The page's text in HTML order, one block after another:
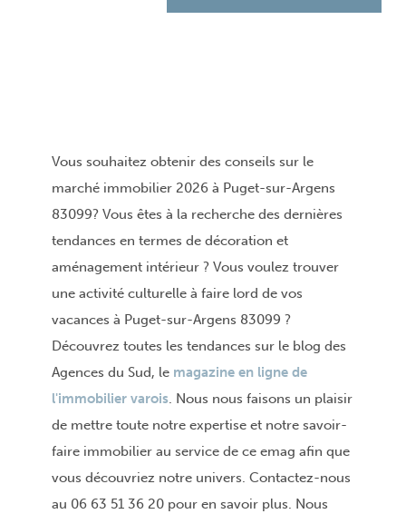
Vous souhaitez obtenir des conseils sur le
marché immobilier 2026 à Puget-sur-Argens
83099? Vous êtes à la recherche des dernières
tendances en termes de décoration et
aménagement intérieur ? Vous voulez trouver
une activité culturelle à faire lord de vos
vacances à Puget-sur-Argens 83099 ?
Découvrez toutes les tendances sur le blog des
Agences du Sud, le magazine en ligne de
l'immobilier varois. Nous nous faisons un plaisir
de mettre toute notre expertise et notre savoir-
faire immobilier au service de ce emag afin que
vous découvriez notre univers. Contactez-nous
au 06 63 51 36 20 pour en savoir plus. Nous